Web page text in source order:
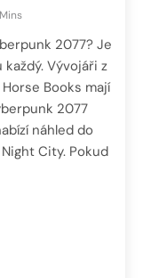
2077? Je
Vývojáři z
Books mají
2077
náhled do
City. Pokud